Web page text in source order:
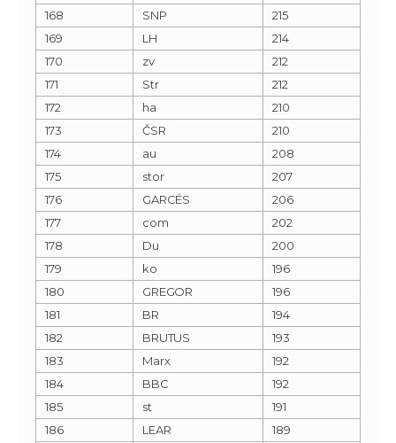
168
SNP
215
169
LH
214
170
zv
212
171
Str
212
172
ha
210
173
ČSR
210
174
au
208
175
stor
207
176
GARCÉS
206
177
com
202
178
Du
200
179
ko
196
180
GREGOR
196
181
BR
194
182
BRUTUS
193
183
Marx
192
184
BBC
192
185
st
191
186
LEAR
189